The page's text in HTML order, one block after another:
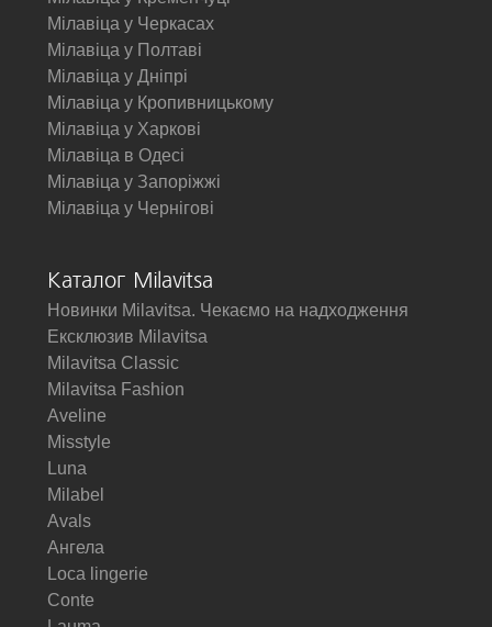
Мілавіца у Черкасах
Мілавіца у Полтаві
Мілавіца у Дніпрі
Мілавіца у Кропивницькому
Мілавіца у Харкові
Мілавіца в Одесі
Мілавіца у Запоріжжі
Мілавіца у Чернігові
Каталог Milavitsa
Новинки Milavitsa. Чекаємо на надходження
Ексклюзив Milavitsa
Milavitsa Classic
Milavitsa Fashion
Aveline
Misstyle
Luna
Milabel
Avals
Ангела
Loca lingerie
Conte